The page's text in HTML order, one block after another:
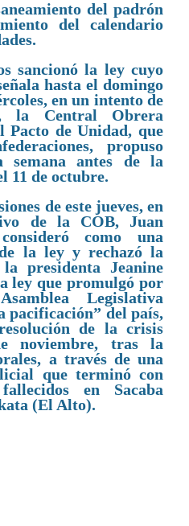
del padrón
del calendario
sancionó la ley cuyo
hasta el domingo
en un intento de
la Central Obrera
de Unidad, que
propuso
semana antes de la
11 de octubre.
de este jueves, en
de la COB, Juan
como una
la ley y rechazó la
presidenta Jeanine
ley que promulgó por
Legislativa
pacificación” del país,
de la crisis
noviembre, tras la
a través de una
que terminó con
en Sacaba
(El Alto).